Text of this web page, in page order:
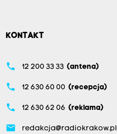
KONTAKT
phone 12 200 33 33 (antena)
phone 12 630 60 00 (recepcja)
phone 12 630 62 06 (reklama)
email redakcja@radiokrakow.pl